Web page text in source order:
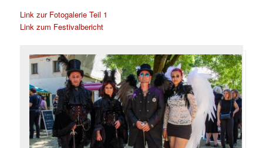
Link zur Fotogalerie Teil 1
Link zum Festivalbericht